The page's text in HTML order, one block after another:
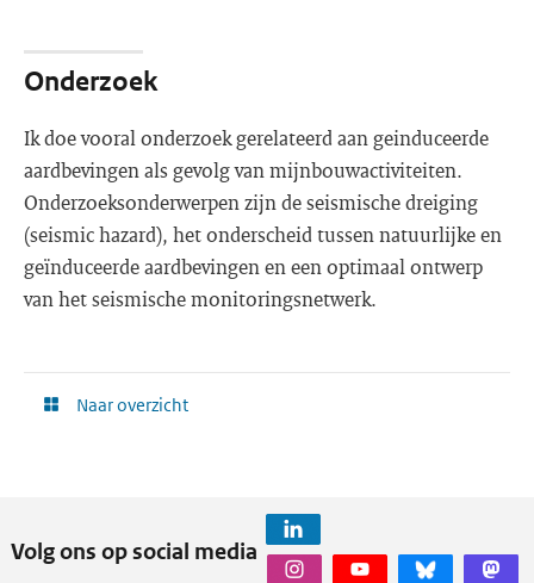
Onderzoek
Ik doe vooral onderzoek gerelateerd aan geinduceerde
aardbevingen als gevolg van mijnbouwactiviteiten.
Onderzoeksonderwerpen zijn de seismische dreiging
(seismic hazard), het onderscheid tussen natuurlijke en
geïnduceerde aardbevingen en een optimaal ontwerp
van het seismische monitoringsnetwerk.
Naar overzicht
Volg ons op social media